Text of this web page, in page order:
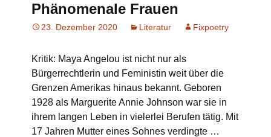
Phänomenale Frauen
23. Dezember 2020 Literatur Fixpoetry
Kritik: Maya Angelou ist nicht nur als
Bürgerrechtlerin und Feministin weit über die
Grenzen Amerikas hinaus bekannt. Geboren
1928 als Marguerite Annie Johnson war sie in
ihrem langen Leben in vielerlei Berufen tätig. Mit
17 Jahren Mutter eines Sohnes verdingte …